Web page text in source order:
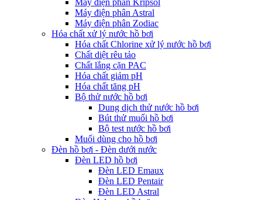
Máy điện phân Kripsol
Máy điện phân Astral
Máy điện phân Zodiac
Hóa chất xử lý nước hồ bơi
Hóa chất Chlorine xử lý nước hồ bơi
Chất diệt rêu tảo
Chất lắng cặn PAC
Hóa chất giảm pH
Hóa chất tăng pH
Bộ thử nước hồ bơi
Dung dịch thử nước hồ bơi
Bút thử muối hồ bơi
Bộ test nước hồ bơi
Muối dùng cho hồ bơi
Đèn hồ bơi - Đèn dưới nước
Đèn LED hồ bơi
Đèn LED Emaux
Đèn LED Pentair
Đèn LED Astral